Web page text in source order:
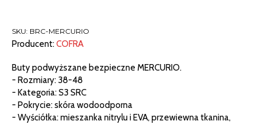
SKU: BRC-MERCURIO
Producent:COFRA
Buty podwyższane bezpieczne MERCURIO.
- Rozmiary: 38-48
- Kategoria: S3 SRC
- Pokrycie: skóra wodoodporna
- Wyściółka: mieszanka nitrylu i EVA, przewiewna tkanina,